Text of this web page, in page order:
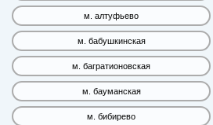
м. алтуфьево
м. бабушкинская
м. багратионовская
м. бауманская
м. бибирево